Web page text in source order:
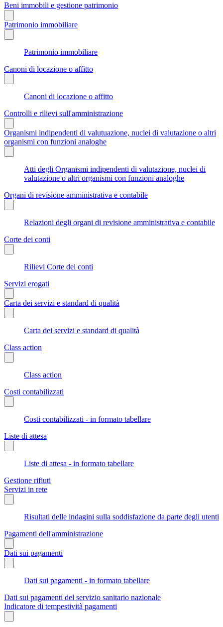
Beni immobili e gestione patrimonio
Patrimonio immobiliare
Patrimonio immobiliare
Canoni di locazione o affitto
Canoni di locazione o affitto
Controlli e rilievi sull'amministrazione
Organismi indipendenti di valutuazione, nuclei di valutazione o altri
organismi con funzioni analoghe
Atti degli Organismi indipendenti di valutazione, nuclei di
valutazione o altri organismi con funzioni analoghe
Organi di revisione amministrativa e contabile
Relazioni degli organi di revisione amministrativa e contabile
Corte dei conti
Rilievi Corte dei conti
Servizi erogati
Carta dei servizi e standard di qualità
Carta dei servizi e standard di qualità
Class action
Class action
Costi contabilizzati
Costi contabilizzati - in formato tabellare
Liste di attesa
Liste di attesa - in formato tabellare
Gestione rifiuti
Servizi in rete
Risultati delle indagini sulla soddisfazione da parte degli utenti
Pagamenti dell'amministrazione
Dati sui pagamenti
Dati sui pagamenti - in formato tabellare
Dati sui pagamenti del servizio sanitario nazionale
Indicatore di tempestività pagamenti